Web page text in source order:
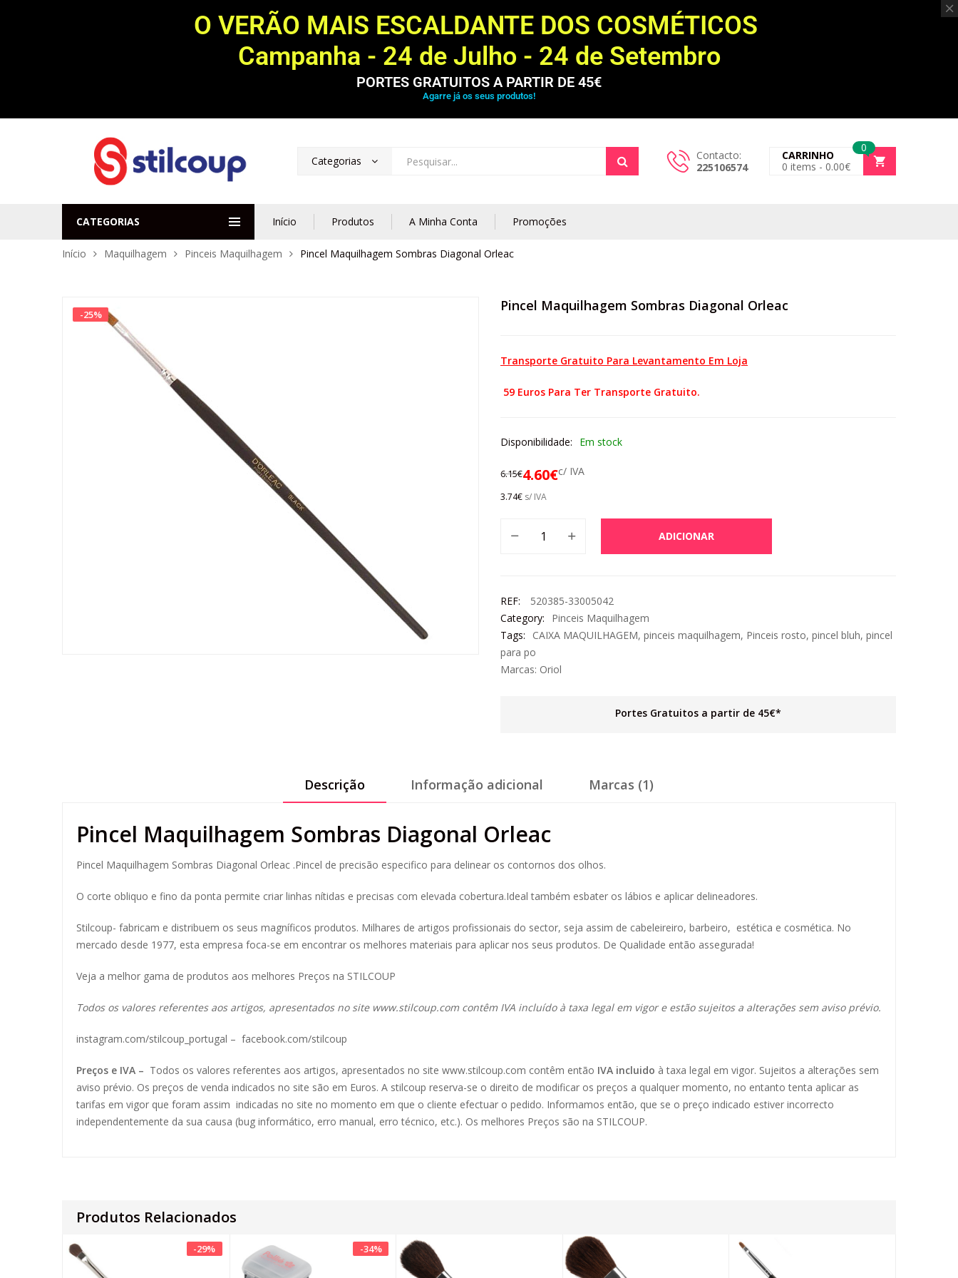
O VERÃO MAIS ESCALDANTE DOS COSMÉTICOS
Campanha - 24 de Julho - 24 de Setembro
PORTES GRATUITOS A PARTIR DE 45€
Agarre já os seus produtos!
Categorias
Contacto:
225106574
0
CARRINHO
0 items - 0.00€
CATEGORIAS Início Produtos A Minha Conta Promoções
Início Maquilhagem Pinceis Maquilhagem Pincel Maquilhagem Sombras Diagonal Orleac
-25%
Pincel Maquilhagem Sombras Diagonal Orleac
Transporte Gratuito Para Levantamento Em Loja
59 Euros Para Ter Transporte Gratuito.
Disponibilidade: Em stock
6.15€4.60€c/ IVA
3.74€ s/ IVA
ADICIONAR
REF:
520385-33005042
Category:
Pinceis Maquilhagem
Tags:
CAIXA MAQUILHAGEM, pinceis maquilhagem, Pinceis rosto, pincel bluh, pincel
para po
Marcas: Oriol
Portes Gratuitos a partir de 45€*
Descrição Informação adicional Marcas (1)
Pincel Maquilhagem Sombras Diagonal Orleac
Pincel Maquilhagem Sombras Diagonal Orleac .Pincel de precisão especifico para delinear os contornos dos olhos.
O corte obliquo e fino da ponta permite criar linhas nítidas e precisas com elevada cobertura.Ideal também esbater os lábios e aplicar delineadores.
Stilcoup- fabricam e distribuem os seus magníficos produtos. Milhares de artigos profissionais do sector, seja assim de cabeleireiro, barbeiro, estética e cosmética. No
mercado desde 1977, esta empresa foca-se em encontrar os melhores materiais para aplicar nos seus produtos. De Qualidade então assegurada!
Veja a melhor gama de produtos aos melhores Preços na STILCOUP
Todos os valores referentes aos artigos, apresentados no site www.stilcoup.com contêm IVA incluído à taxa legal em vigor e estão sujeitos a alterações sem aviso prévio.
instagram.com/stilcoup_portugal – facebook.com/stilcoup
Preços e IVA – Todos os valores referentes aos artigos, apresentados no site www.stilcoup.com contêm então IVA incluido à taxa legal em vigor. Sujeitos a alterações sem
aviso prévio. Os preços de venda indicados no site são em Euros. A stilcoup reserva-se o direito de modificar os preços a qualquer momento, no entanto tenta aplicar as
tarifas em vigor que foram assim indicadas no site no momento em que o cliente efectuar o pedido. Informamos então, que se o preço indicado estiver incorrecto
independentemente da sua causa (bug informático, erro manual, erro técnico, etc.). Os melhores Preços são na STILCOUP.
Produtos Relacionados
-29% -34%